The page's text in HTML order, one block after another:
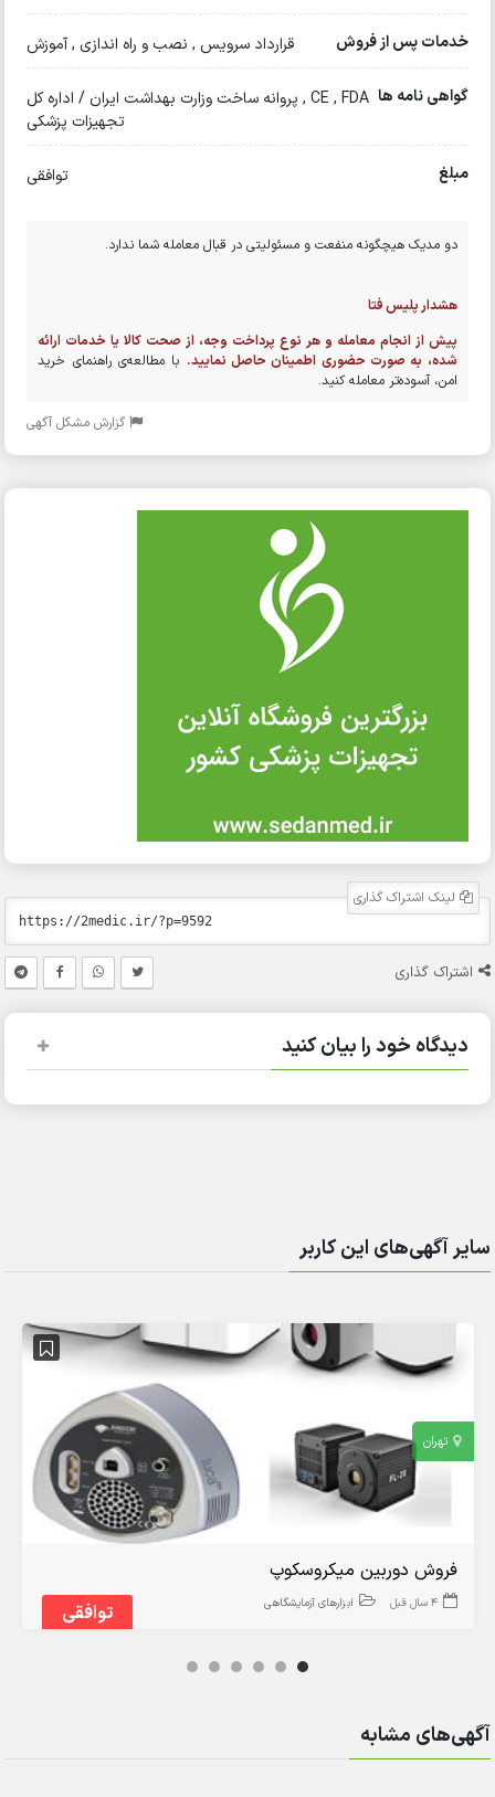
خدمات پس از فروش قرارداد سرویس , نصب و راه اندازی , آموزش
گواهی نامه ها
CE , FDA , پروانه ساخت وزارت بهداشت ایران / اداره کل
تجهیزات پزشکی
مبلغ توافقی
دو مدیک هیچگونه منفعت و مسئولیتی در قبال معامله شما ندارد.
هشدار پلیس فتا
پیش از انجام معامله و هر نوع پرداخت وجه، از صحت کالا یا خدمات ارائه
شده، به صورت حضوری اطمینان حاصل نمایید. با مطالعه‌ی راهنمای خرید
امن، آسوده‌تر معامله کنید.
گزارش مشکل آگهی
لینک اشتراک گذاری
اشتراک گذاری
دیدگاه خود را بیان کنید
سایر آگهی‌های این کاربر
تهران
توافقی
فروش دوربین میکروسکوپ
4 سال قبل ابزارهای آزمایشگاهی
آگهی‌های مشابه